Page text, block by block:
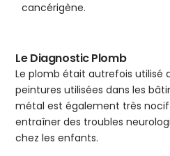
cancérigène.
Le Diagnostic Plomb
Le plomb était autrefois utilisé
peintures utilisées dans les
métal est également très
entraîner des troubles
chez les enfants.